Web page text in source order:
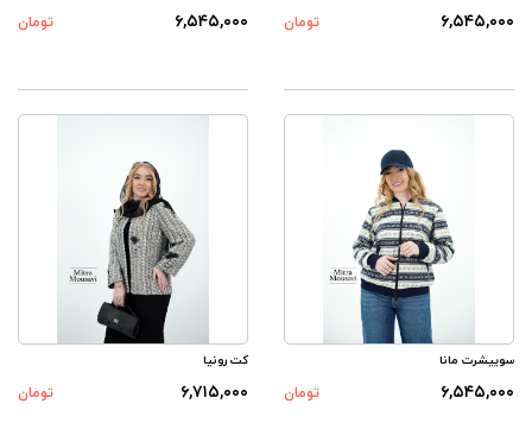
۶,۵۴۵,۰۰۰ تومان ۶,۵۴۵,۰۰۰ تومان
سوییشرت مانا
۶,۵۴۵,۰۰۰ تومان
کت رونیا
۶,۷۱۵,۰۰۰ تومان